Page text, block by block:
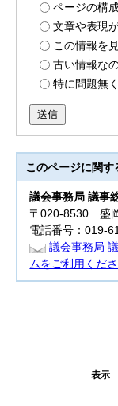
ページの構
文章や表現
この情報を
古い情報な
特に問題無
送信
このページに関す
議会事務局 議事
〒020-8530 盛
電話番号：019-
議会事務局
ムをご利用くださ
表示